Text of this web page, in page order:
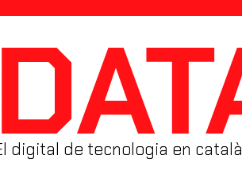
digital de tecnologia en català